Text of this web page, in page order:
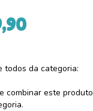
todos da categoria:
combinar este produto